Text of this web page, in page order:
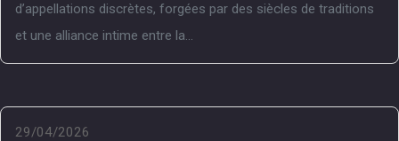
d’appellations discrètes, forgées par des siècles de traditions
et une alliance intime entre la...
29/04/2026